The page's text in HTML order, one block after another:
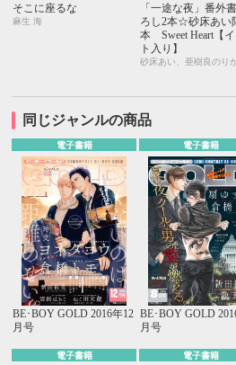
そこに座るな
麻生 海
「一途な夜」番外
ろし2本☆砂床あい
本 Sweet Heart【イ
ト入り】
同じジャンルの商品
電子書籍
BE･BOY GOLD 2016年12
月号
電子書籍
BE･BOY GOLD
月号
電子書籍 電子書籍